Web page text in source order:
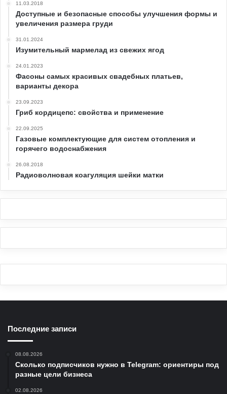
11.03.2018
Доступные и безопасные способы улучшения формы и
увеличения размера груди
31.01.2024
Изумительный мармелад из свежих ягод
24.01.2023
Фасоны самых красивых свадебных платьев,
варианты декора
23.09.2023
Гриб кордицепс: свойства и применение
22.09.2025
Газовые комплектующие для систем отопления и
горячего водоснабжения
26.08.2018
Радиоволновая коагуляция шейки матки
Последние записи
08.08.2026
Сколько подписчиков нужно в Telegram: ориентиры под
разные цели бизнеса
02.08.2026